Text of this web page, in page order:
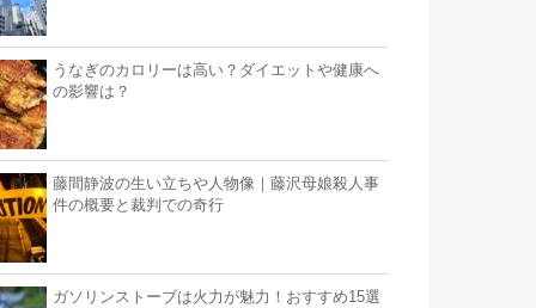
うなぎのカロリーは高い？ダイエットや健康へ
の影響は？
藤間静波の生い立ちや人物像｜藤沢母娘殺人事
件の概要と裁判での奇行
ガソリンストーブは火力が魅力！おすすめ15選